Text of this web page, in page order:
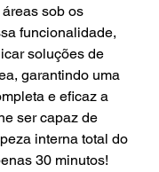
sob os
funcionalidade,
soluções de
garantindo uma
e eficaz a
ser capaz de
interna total do
30 minutos!